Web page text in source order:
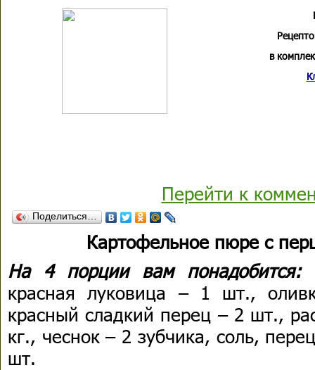
в
Перейти к
Поделиться…
Картофельное пюре с
На 4 порции вам понадобится:
красная луковица – 1 шт.,
красный сладкий перец – 2 шт.,
кг., чеснок – 2 зубчика, соль,
шт.